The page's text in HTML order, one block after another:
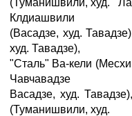
(Туманишвили, худ. '
Клдиашвили
(Васадзе, худ.
худ. Тавадзе),
"Сталь" Ва-кели
Чавчавадзе
Васадзе, худ.
(Туманишвили, худ.